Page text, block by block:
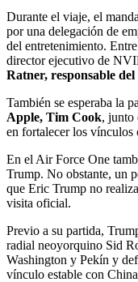
Durante el viaje, el
por una delegación de
del entretenimiento.
director ejecutivo de
Ratner, responsable
También se esperaba la
Apple, Tim Cook, junto
en fortalecer los vínculos
En el Air Force One
Trump. No obstante, un
que Eric Trump no
visita oficial.
Previo a su partida,
radial neoyorquino Sid
Washington y Pekín y
vínculo estable con